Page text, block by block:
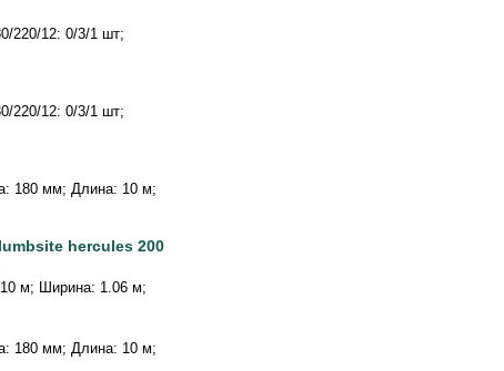
220/12: 0/3/1 шт;
220/12: 0/3/1 шт;
180 мм; Длина: 10 м;
hercules 200
м; Ширина: 1.06 м;
180 мм; Длина: 10 м;